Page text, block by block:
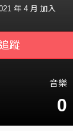
年 4 月 加入
蹤
音樂
0